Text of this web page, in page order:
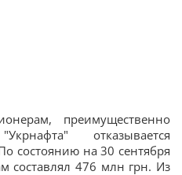
преимущественно
отказывается
состоянию на 30 сентября
составлял 476 млн грн. Из